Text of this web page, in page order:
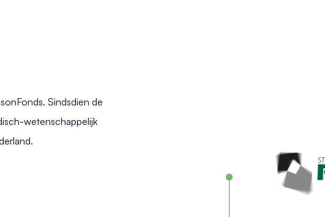
Sindsdien de
wetenschappelijk